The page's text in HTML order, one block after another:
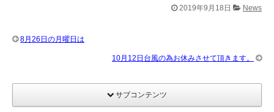
2019年9月18日 News
8月26日の月曜日は
10月12日台風の為お休みさせて頂きます。
サブコンテンツ